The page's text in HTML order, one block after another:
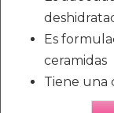
Es
ceramidas
Tiene una